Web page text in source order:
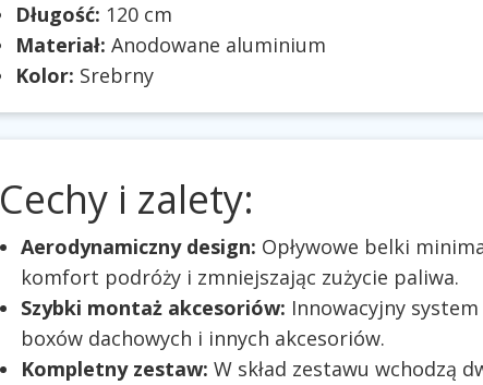
Długość: 120 cm
Materiał: Anodowane aluminium
Kolor: Srebrny
Cechy i zalety:
Aerodynamiczny design: Opływowe belki
komfort podróży i zmniejszając zużycie paliwa.
Szybki montaż akcesoriów: Innowacyjny
boxów dachowych i innych akcesoriów.
Kompletny zestaw: W skład zestawu wchodzą